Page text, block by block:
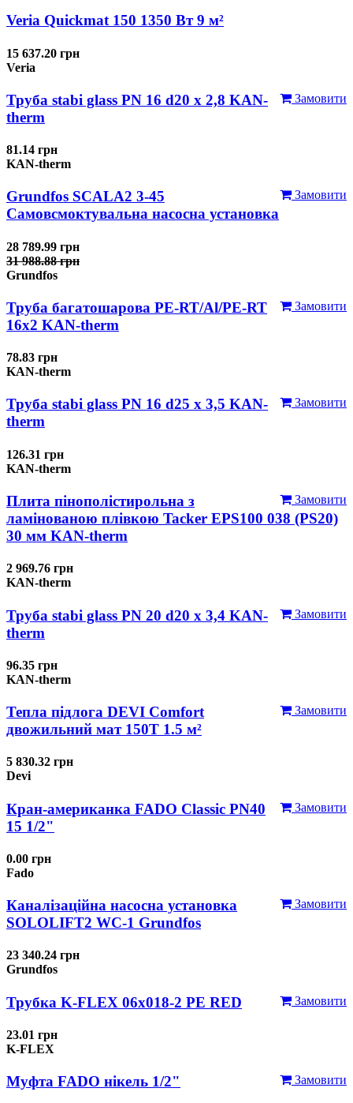
Veria Quickmat 150 1350 Вт 9 м²
15 637.20 грн
Veria
Замовити
Труба stabi glass PN 16 d20 х 2,8 KAN-
therm
81.14 грн
KAN-therm
Замовити
Grundfos SCALA2 3-45
Самовсмоктувальна насосна установка
28 789.99 грн
31 988.88 грн
Grundfos
Замовити
Труба багатошарова PE-RT/Al/PE-RT
16x2 KAN-therm
78.83 грн
KAN-therm
Замовити
Труба stabi glass PN 16 d25 х 3,5 KAN-
therm
126.31 грн
KAN-therm
Замовити
Плита пінополістирольна з
ламінованою плівкою Tacker EPS100 038 (PS20)
30 мм KAN-therm
2 969.76 грн
KAN-therm
Замовити
Труба stabi glass PN 20 d20 х 3,4 KAN-
therm
96.35 грн
KAN-therm
Замовити
Тепла підлога DEVI Comfort
двожильний мат 150T 1.5 м²
5 830.32 грн
Devi
Замовити
Кран-американка FADO Classic PN40
15 1/2"
0.00 грн
Fado
Замовити
Каналізаційна насосна установка
SOLOLIFT2 WC-1 Grundfos
23 340.24 грн
Grundfos
Замовити
Трубка K-FLEX 06x018-2 РЕ RED
23.01 грн
K-FLEX
Замовити
Муфта FADO нікель 1/2"